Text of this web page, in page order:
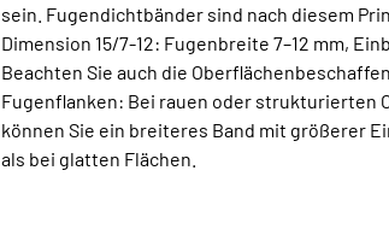
sein. Fugendichtbänder sind nach diesem
Dimension 15/7-12: Fugenbreite 7–12 mm,
Beachten Sie auch die
Fugenflanken: Bei rauen oder strukturierten
können Sie ein breiteres Band mit größerer
als bei glatten Flächen.